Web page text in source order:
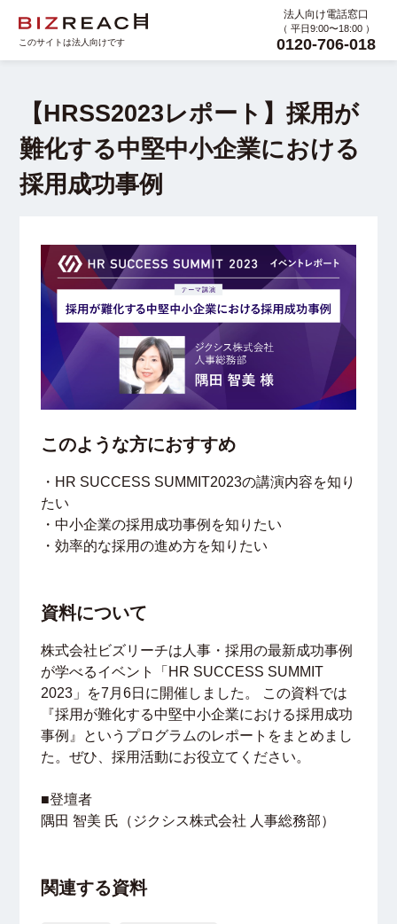
このサイトは法人向けです
法人向け電話窓口
（ 平日9:00〜18:00 ）
0120-706-018
【HRSS2023レポート】採用が
難化する中堅中小企業における
採用成功事例
このような方におすすめ
・HR SUCCESS SUMMIT2023の講演内容を知り
たい
・中小企業の採用成功事例を知りたい
・効率的な採用の進め方を知りたい
資料について
株式会社ビズリーチは人事・採用の最新成功事例
が学べるイベント「HR SUCCESS SUMMIT
2023」を7月6日に開催しました。 この資料では
『採用が難化する中堅中小企業における採用成功
事例』というプログラムのレポートをまとめまし
た。ぜひ、採用活動にお役立てください。
■登壇者
隅田 智美 氏（ジクシス株式会社 人事総務部）
関連する資料